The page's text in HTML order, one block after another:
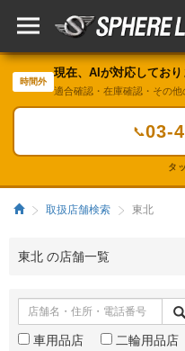
時間外
現在、AIが対応しており
適合確認・在庫確認・その
📞03-
タ
取扱店舗検索 東北
東北 の店舗一覧
車用品店 二輪用品店